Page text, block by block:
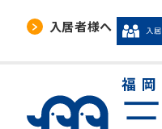
入居者様へ